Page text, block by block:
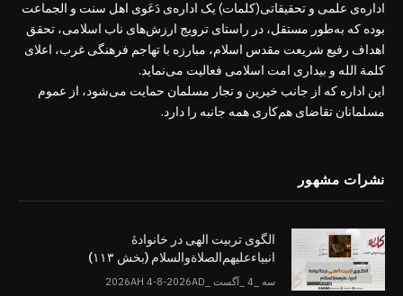
اداره‌ی علمی و تحقیقاتی(کلمات) یک اداره‌ی دَعَوی اهل سنت و الجماعت
بوده که به‌طور مستقل، در راستای ترویج ارزش‌های ناب اسلامی، تحقق
اهداف رفیع شریعت مقدس اسلام، مبارزه با تهاجم فرهنگی غرب، اعلای
کلمة الله و بیداری امت اسلامی فعالیت می‌نماید.
این اداره که از جانب خیرین و تجار مسلمان حمایت می‌شود، از عموم
مسلمانان تقاضای هم‌کاری همه جانبه را دارد.
نشرات مشهور
الگوی تربیت الهی در خانوادۀ
انبیاءعلیهم‌الصلاةو‌السلام (بخش ۱۱۳)
سه _4 _آگست _2026AH 4-8-2026AD